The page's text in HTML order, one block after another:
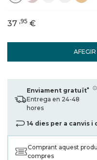
37 ,95 €
Enviament gratuït*
Entrega en 24-48
hores
14 dies per a canvis i
Comprant aquest
compres